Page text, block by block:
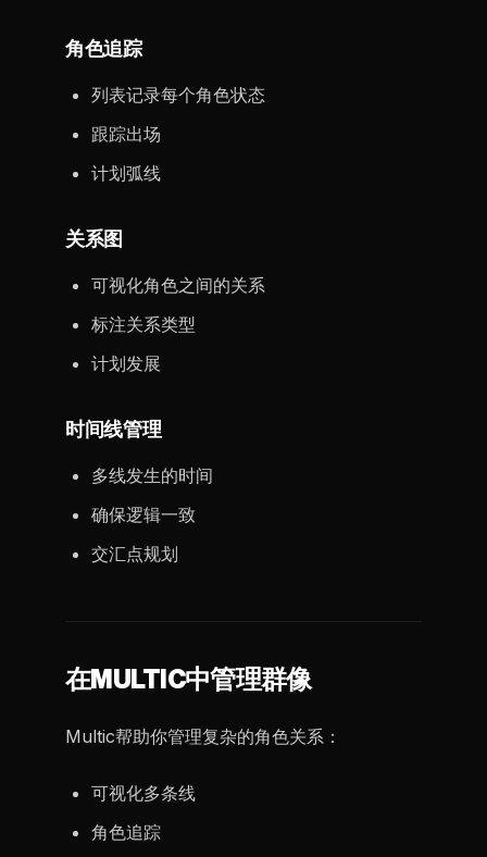
角色追踪
列表记录每个角色状态
跟踪出场
计划弧线
关系图
可视化角色之间的关系
标注关系类型
计划发展
时间线管理
多线发生的时间
确保逻辑一致
交汇点规划
在MULTIC中管理群像
Multic帮助你管理复杂的角色关系：
可视化多条线
角色追踪